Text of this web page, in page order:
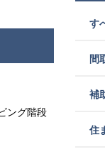
ング階段
す
間
補
住